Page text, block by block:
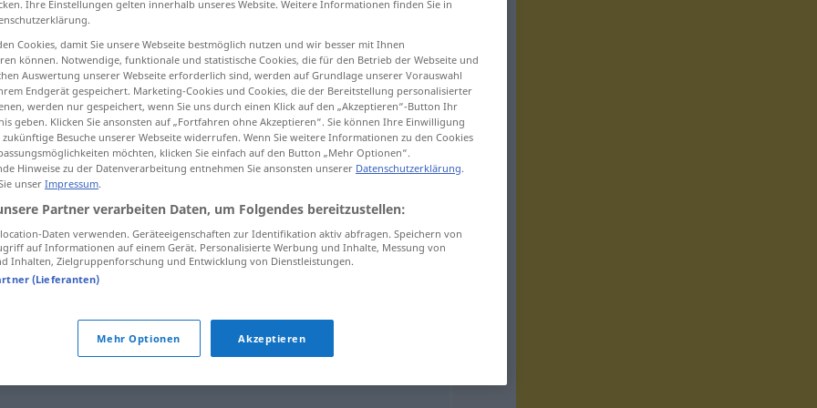
verrenken
Ihre Einstellungen gelten innerhalb unseres Website. Weitere Informationen finden Sie in
Cookies, damit Sie unsere Webseite bestmöglich nutzen und wir besser mit Ihnen
können. Notwendige, funktionale und statistische Cookies, die für den Betrieb der Webseite und
Auswertung unserer Webseite erforderlich sind, werden auf Grundlage unserer Vorauswahl
Endgerät gespeichert. Marketing-Cookies und Cookies, die der Bereitstellung personalisierter
werden nur gespeichert, wenn Sie uns durch einen Klick auf den „Akzeptieren“-Button Ihr
geben. Klicken Sie ansonsten auf „Fortfahren ohne Akzeptieren“. Sie können Ihre Einwilligung
Besuche unserer Webseite widerrufen. Wenn Sie weitere Informationen zu den Cookies
möchten, klicken Sie einfach auf den Button „Mehr Optionen“.
Hinweise zu der Datenverarbeitung entnehmen Sie ansonsten unserer Datenschutzerklärung.
unser Impressum.
Partner verarbeiten Daten, um Folgendes bereitzustellen:
Daten verwenden. Geräteeigenschaften zur Identifikation aktiv abfragen. Speichern von
auf Informationen auf einem Gerät. Personalisierte Werbung und Inhalte, Messung von
Inhalten, Zielgruppenforschung und Entwicklung von Dienstleistungen.
(Lieferanten)
Mehr Optionen Akzeptieren